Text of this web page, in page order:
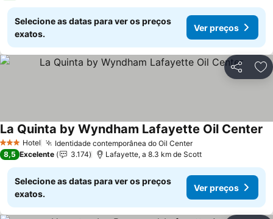
Selecione as datas para ver os preços
exatos.
Ver preços
Partilhar
3 EstrelasHotel Identidade contemporânea do Oil CenterVer preços
La Quinta by Wyndham Lafayette Oil Center
8,5 Excelente 3.174 Lafayette, a 8.3 km de Scott
Selecione as datas para ver os preços
exatos.
Ver preços